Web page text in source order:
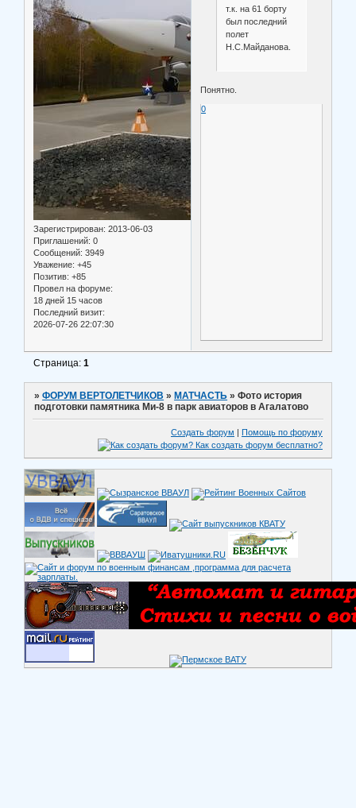
Зарегистрирован: 2013-06-03
Приглашений: 0
Сообщений: 3949
Уважение: +45
Позитив: +85
Провел на форуме:
18 дней 15 часов
Последний визит:
2026-07-26 22:07:30
т.к. на 61 борту
был последний
полет
Н.С.Майданова.
Понятно.
0
Страница:1
»ФОРУМ ВЕРТОЛЕТЧИКОВ » МАТЧАСТЬ »Фото история
подготовки памятника Ми-8 в парк авиаторов в Агалатово
Создать форум | Помощь по форуму